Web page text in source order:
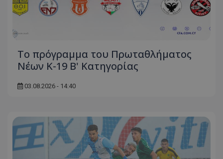
Το πρόγραμμα του Πρωταθλήματος
Νέων Κ-19 Β' Κατηγορίας
03.08.2026 - 14:40